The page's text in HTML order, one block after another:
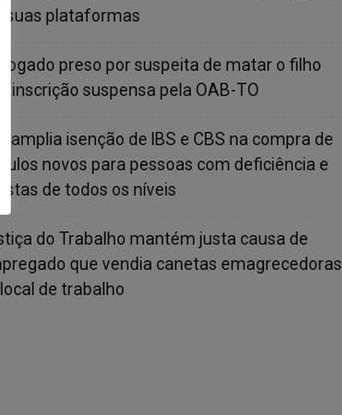
suas plataformas
preso por suspeita de matar o filho
inscrição suspensa pela OAB-TO
amplia isenção de IBS e CBS na compra de
novos para pessoas com deficiência e
de todos os níveis
do Trabalho mantém justa causa de
que vendia canetas emagrecedoras
de trabalho